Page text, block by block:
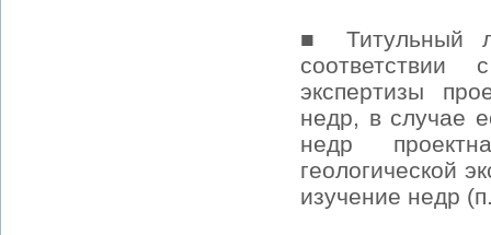
■ Титульный
соответствии
экспертизы
недр, в случае
недр
геологической
изучение недр